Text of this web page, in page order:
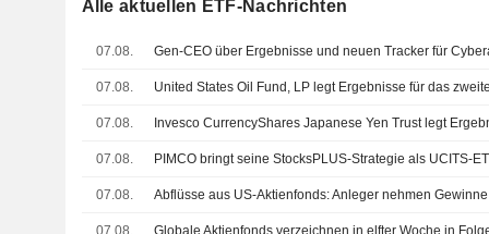
Alle aktuellen ETF-Nachrichten
07.08. Gen-CEO über Ergebnisse und neuen Tracker für
07.08.
07.08.
07.08. PIMCO bringt seine StocksPLUS-Strategie als UCITS-
07.08.